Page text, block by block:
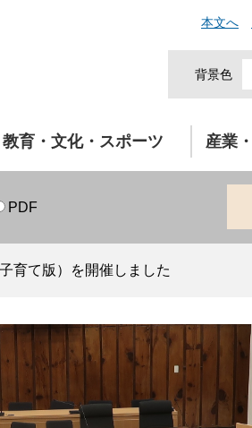
本文へ
背景色
教育・文化・スポーツ 産業
PDF
育て版）を開催しました